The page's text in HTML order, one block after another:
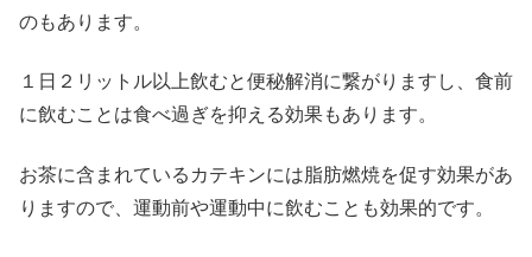
のもあります。
１日２リットル以上飲むと便秘解消に繋がりますし、食前
に飲むことは食べ過ぎを抑える効果もあります。
お茶に含まれているカテキンには脂肪燃焼を促す効果があ
りますので、運動前や運動中に飲むことも効果的です。